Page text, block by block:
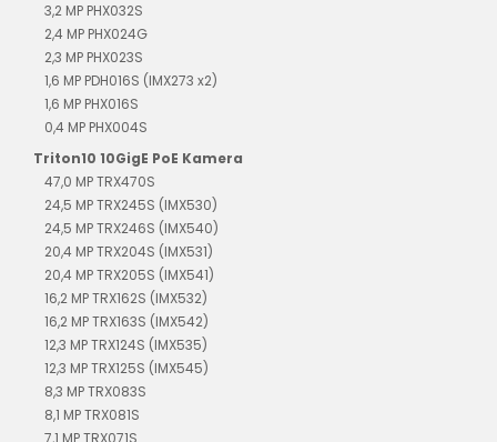
3,2 MP PHX032S
2,4 MP PHX024G
2,3 MP PHX023S
1,6 MP PDH016S (IMX273 x2)
1,6 MP PHX016S
0,4 MP PHX004S
Triton10 10GigE PoE Kamera
47,0 MP TRX470S
24,5 MP TRX245S (IMX530)
24,5 MP TRX246S (IMX540)
20,4 MP TRX204S (IMX531)
20,4 MP TRX205S (IMX541)
16,2 MP TRX162S (IMX532)
16,2 MP TRX163S (IMX542)
12,3 MP TRX124S (IMX535)
12,3 MP TRX125S (IMX545)
8,3 MP TRX083S
8,1 MP TRX081S